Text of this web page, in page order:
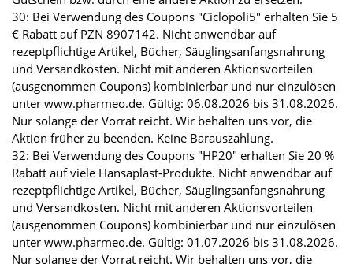
30: Bei Verwendung des Coupons "Ciclopoli5" erhalten Sie 5
€ Rabatt auf PZN 8907142. Nicht anwendbar auf
rezeptpflichtige Artikel, Bücher, Säuglingsanfangsnahrung
und Versandkosten. Nicht mit anderen Aktionsvorteilen
(ausgenommen Coupons) kombinierbar und nur einzulösen
unter www.pharmeo.de. Gültig: 06.08.2026 bis 31.08.2026.
Nur solange der Vorrat reicht. Wir behalten uns vor, die
Aktion früher zu beenden. Keine Barauszahlung.
32: Bei Verwendung des Coupons "HP20" erhalten Sie 20 %
Rabatt auf viele Hansaplast-Produkte. Nicht anwendbar auf
rezeptpflichtige Artikel, Bücher, Säuglingsanfangsnahrung
und Versandkosten. Nicht mit anderen Aktionsvorteilen
(ausgenommen Coupons) kombinierbar und nur einzulösen
unter www.pharmeo.de. Gültig: 01.07.2026 bis 31.08.2026.
Nur solange der Vorrat reicht. Wir behalten uns vor, die